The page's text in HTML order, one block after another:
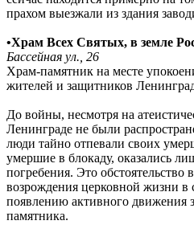
прахом выезжали из здания
•Храм Всех Святых, в земле
Бассейная ул., 26
Храм-памятник на месте
жителей и защитников
До войны, несмотря на
Ленинграде не были
люди тайно отпевали своих
умершие в блокаду, оказались
погребения. Это обстоятельство
возрождения церковной жизни в
появлению активного движения
памятника.